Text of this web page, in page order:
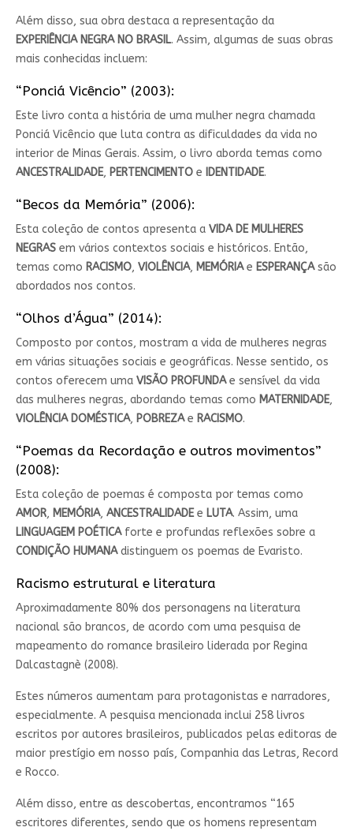
Além disso, sua obra destaca a representação da
EXPERIÊNCIA NEGRA NO BRASIL. Assim, algumas de suas obras
mais conhecidas incluem:
“Ponciá Vicêncio” (2003):
Este livro conta a história de uma mulher negra chamada
Ponciá Vicêncio que luta contra as dificuldades da vida no
interior de Minas Gerais. Assim, o livro aborda temas como
ANCESTRALIDADE, PERTENCIMENTOe IDENTIDADE.
“Becos da Memória” (2006):
Esta coleção de contos apresenta a VIDA DE MULHERES
NEGRASem vários contextos sociais e históricos. Então,
temas como RACISMO, VIOLÊNCIA, MEMÓRIAe ESPERANÇAsão
abordados nos contos.
“Olhos d’Água” (2014):
Composto por contos, mostram a vida de mulheres negras
em várias situações sociais e geográficas. Nesse sentido, os
contos oferecem uma VISÃO PROFUNDAe sensível da vida
das mulheres negras, abordando temas como MATERNIDADE,
VIOLÊNCIA DOMÉSTICA, POBREZAe RACISMO.
“Poemas da Recordação e outros movimentos”
(2008):
Esta coleção de poemas é composta por temas como
AMOR, MEMÓRIA, ANCESTRALIDADEe LUTA. Assim, uma
LINGUAGEM POÉTICAforte e profundas reflexões sobre a
CONDIÇÃO HUMANAdistinguem os poemas de Evaristo.
Racismo estrutural e literatura
Aproximadamente 80% dos personagens na literatura
nacional são brancos, de acordo com uma pesquisa de
mapeamento do romance brasileiro liderada por Regina
Dalcastagnè (2008).
Estes números aumentam para protagonistas e narradores,
especialmente. A pesquisa mencionada inclui 258 livros
escritos por autores brasileiros, publicados pelas editoras de
maior prestígio em nosso país, Companhia das Letras, Record
e Rocco.
Além disso, entre as descobertas, encontramos “165
escritores diferentes, sendo que os homens representam